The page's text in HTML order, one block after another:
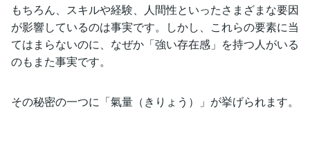
もちろん、スキルや経験、人間性といったさまざまな要因
が影響しているのは事実です。しかし、これらの要素に当
てはまらないのに、なぜか「強い存在感」を持つ人がいる
のもまた事実です。
その秘密の一つに「氣量（きりょう）」が挙げられます。